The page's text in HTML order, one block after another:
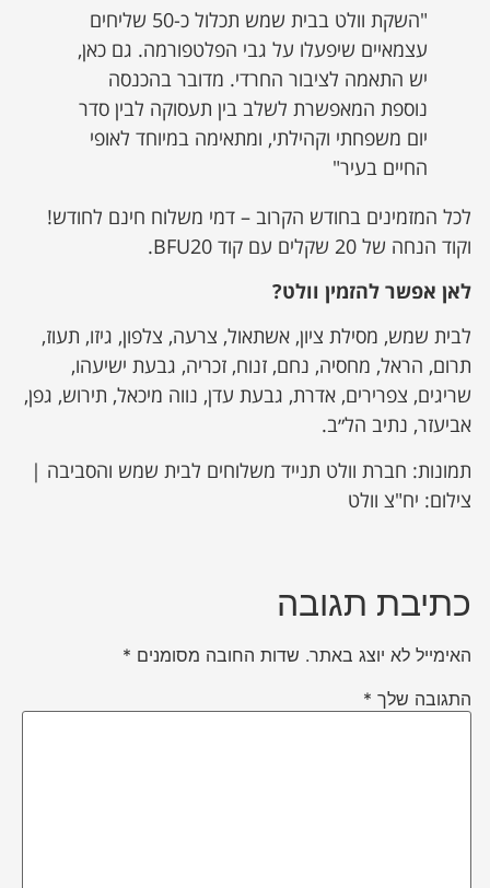
"השקת וולט בבית שמש תכלול כ-50 שליחים
עצמאיים שיפעלו על גבי הפלטפורמה. גם כאן,
יש התאמה לציבור החרדי. מדובר בהכנסה
נוספת המאפשרת לשלב בין תעסוקה לבין סדר
יום משפחתי וקהילתי, ומתאימה במיוחד לאופי
החיים בעיר"
לכל המזמינים בחודש הקרוב – דמי משלוח חינם לחודש!
וקוד הנחה של 20 שקלים עם קוד BFU20.
לאן אפשר להזמין וולט?
לבית שמש, מסילת ציון, אשתאול, צרעה, צלפון, גיזו, תעוז,
תרום, הראל, מחסיה, נחם, זנוח, זכריה, גבעת ישיעהו,
שריגים, צפרירים, אדרת, גבעת עדן, נווה מיכאל, תירוש, גפן,
אביעזר, נתיב הל״ב.
תמונות: חברת וולט תנייד משלוחים לבית שמש והסביבה |
צילום: יח"צ וולט
כתיבת תגובה
האימייל לא יוצג באתר. שדות החובה מסומנים *
התגובה שלך *